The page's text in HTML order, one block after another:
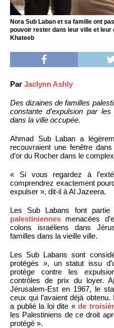
Nora Sub Laban et sa famille ont
pouvoir rester dans leur ville et leur
Khateeb
Par Jaclynn Ashly
Des dizaines de familles
constante d’expulsion par
dans la ville occupée.
Ahmad Sub Laban a
recouvraient une fenêtre
d’or du Rocher dans le
« Si vous regardez à
comprendrez exactement
expulser », dit-il à Al Jazeera.
Les Sub Labans font
palestiniennes menacées
colons israéliens dans
familles dans la vieille ville.
Les Sub Labans sont
protégés », un statut issu
protège contre les
contrôles de prix du loyer.
Jérusalem-Est en 1967, le
ceux qui l’avaient déjà
a publié la loi dite «de
les Palestiniens de ce droit
protégé ».